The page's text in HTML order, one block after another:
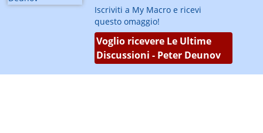
Iscriviti a My Macro e ricevi
questo omaggio!
Voglio ricevere Le Ultime
Discussioni - Peter Deunov